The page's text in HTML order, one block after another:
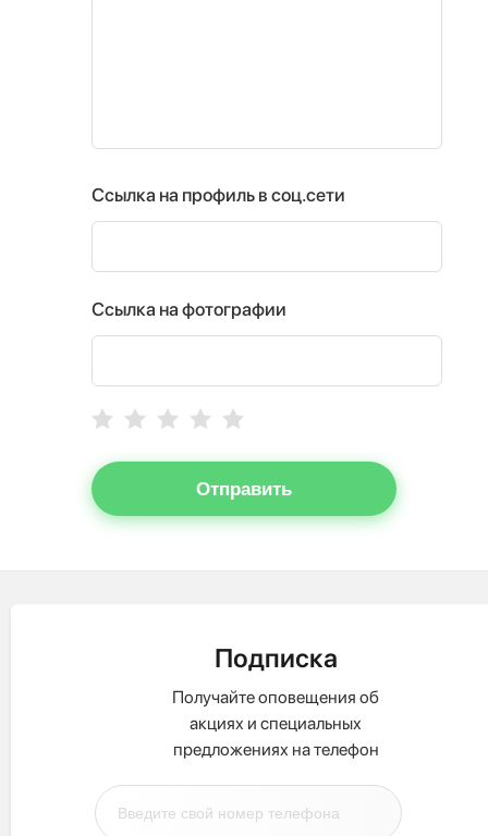
Ссылка на профиль в соц.сети
Ссылка на фотографии
Отправить
Подписка
Получайте оповещения об
акциях и специальных
предложениях на телефон